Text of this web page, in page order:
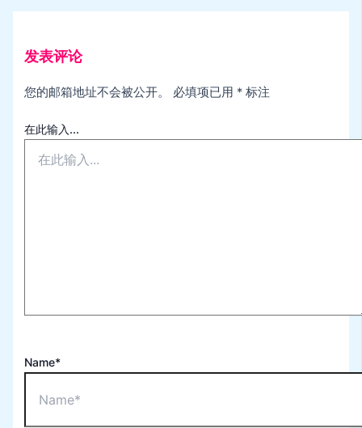
发表评论
您的邮箱地址不会被公开。 必填项已用 * 标注
在此输入...
Name*